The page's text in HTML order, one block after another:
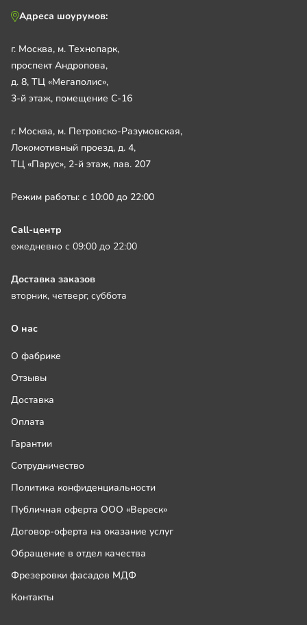
Адреса шоурумов:
г. Москва, м. Технопарк,
проспект Андропова,
д. 8, ТЦ «Мегаполис»,
3-й этаж, помещение С-16
г. Москва, м. Петровско-Разумовская,
Локомотивный проезд, д. 4,
ТЦ «Парус», 2-й этаж, пав. 207
Режим работы: с 10:00 до 22:00
Call-центр
ежедневно с 09:00 до 22:00
Доставка заказов
вторник, четверг, суббота
О нас
О фабрике
Отзывы
Доставка
Оплата
Гарантии
Сотрудничество
Политика конфиденциальности
Публичная оферта ООО «Вереск»
Договор-оферта на оказание услуг
Обращение в отдел качества
Фрезеровки фасадов МДФ
Контакты